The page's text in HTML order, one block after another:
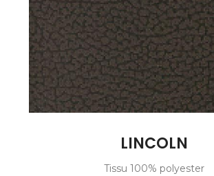
LINCOLN
Tissu 100% polyester